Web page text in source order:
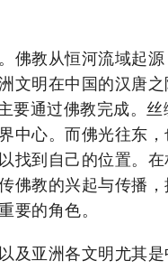
佛教从恒河流域起源
文明在中国的汉唐之
要通过佛教完成。丝
中心。而佛光往东，
找到自己的位置。在
佛教的兴起与传播，
要的角色。
及亚洲各文明尤其是